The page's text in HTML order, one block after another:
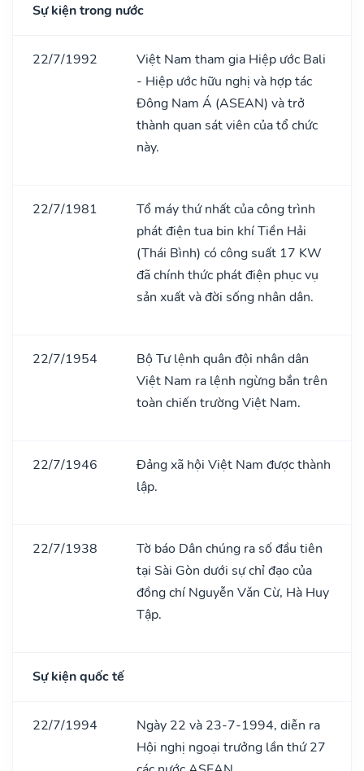
Sự kiện trong nước
22/7/1992
Việt Nam tham gia Hiệp ước Bali
- Hiệp ước hữu nghị và hợp tác
Đông Nam Á (ASEAN) và trở
thành quan sát viên của tổ chức
này.
22/7/1981
Tổ máy thứ nhất của công trình
phát điện tua bin khí Tiền Hải
(Thái Bình) có công suất 17 KW
đã chính thức phát điện phục vụ
sản xuất và đời sống nhân dân.
22/7/1954
Bộ Tư lệnh quân đội nhân dân
Việt Nam ra lệnh ngừng bắn trên
toàn chiến trường Việt Nam.
22/7/1946
Đảng xã hội Việt Nam được thành
lập.
22/7/1938
Tờ báo Dân chúng ra số đầu tiên
tại Sài Gòn dưới sự chỉ đạo của
đồng chí Nguyễn Vǎn Cừ, Hà Huy
Tập.
Sự kiện quốc tế
22/7/1994
Ngày 22 và 23-7-1994, diễn ra
Hội nghị ngoại trưởng lần thứ 27